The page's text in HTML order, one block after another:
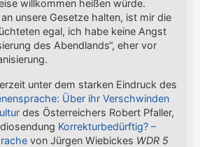
willkommen heißen würde.
unsere Gesetze halten, ist mir die
egal, ich habe keine Angst
des Abendlands“, eher vor
unter dem starken Eindruck des
Über ihr Verschwinden
des Österreichers Robert Pfaller,
Korrekturbedürftig? –
von Jürgen Wiebickes WDR 5